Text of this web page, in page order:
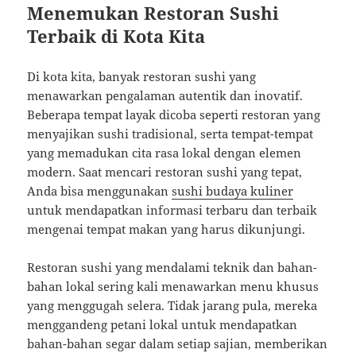
Menemukan Restoran Sushi
Terbaik di Kota Kita
Di kota kita, banyak restoran sushi yang
menawarkan pengalaman autentik dan inovatif.
Beberapa tempat layak dicoba seperti restoran yang
menyajikan sushi tradisional, serta tempat-tempat
yang memadukan cita rasa lokal dengan elemen
modern. Saat mencari restoran sushi yang tepat,
Anda bisa menggunakansushi budaya kuliner
untuk mendapatkan informasi terbaru dan terbaik
mengenai tempat makan yang harus dikunjungi.
Restoran sushi yang mendalami teknik dan bahan-
bahan lokal sering kali menawarkan menu khusus
yang menggugah selera. Tidak jarang pula, mereka
menggandeng petani lokal untuk mendapatkan
bahan-bahan segar dalam setiap sajian, memberikan